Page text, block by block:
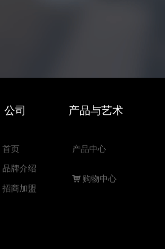
公司 产品与艺术
首页
品牌介绍
招商加盟
产品中心
낙 购物中心